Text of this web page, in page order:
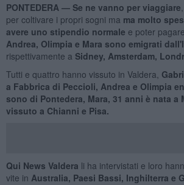
PONTEDERA — Se ne vanno per viaggiare
per coltivare i propri sogni ma ma molto
avere uno stipendio normale e poter
Andrea, Olimpia e Mara sono emigrati
rispettivamente a Sidney, Amsterdam,
Tutti e quattro hanno vissuto in Valdera,
a Fabbrica di Peccioli, Andrea e Olimpia
sono di Pontedera, Mara, 31 anni è nata a
vissuto a Chianni e Pisa.
Qui News Valdera li ha intervistati e loro
vite in Australia, Paesi Bassi, Inghilterra e